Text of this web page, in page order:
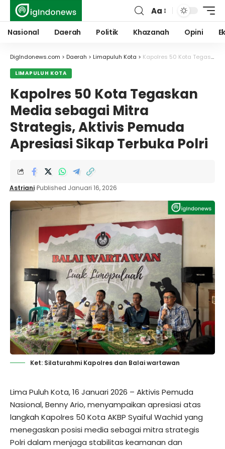
Font
Resizer
Aa
Nasional Daerah Politik Khazanah Opini
DigIndonews.com > Daerah > Limapuluh Kota > Kapolres 50 Kota Tegaskan Media sebagai Mitra Strategis, Aktivis Pemuda Apresiasi Sikap Terbuka Polri
LIMAPULUH KOTA
Kapolres 50 Kota Tegaskan
Media sebagai Mitra
Strategis, Aktivis Pemuda
Apresiasi Sikap Terbuka Polri
Astriani Published Januari 16, 2026
Ket: Silaturahmi Kapolres dan Balai wartawan
Lima Puluh Kota, 16 Januari 2026 – Aktivis Pemuda
Nasional, Benny Ario, menyampaikan apresiasi atas
langkah Kapolres 50 Kota AKBP Syaiful Wachid yang
menegaskan posisi media sebagai mitra strategis
Polri dalam menjaga stabilitas keamanan dan